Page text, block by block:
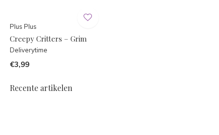
Plus Plus
Creepy Critters – Grim
Deliverytime
€3,99
Recente artikelen